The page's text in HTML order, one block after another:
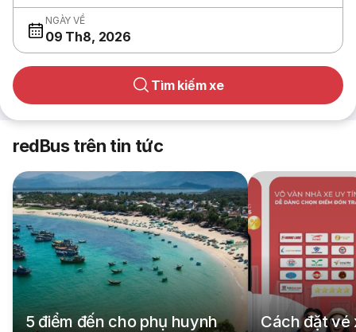
NGÀY VỀ
09 Th8, 2026
Tìm kiếm xe
redBus trên tin tức
5 điểm đến cho phụ huynh
Cách đặt vé